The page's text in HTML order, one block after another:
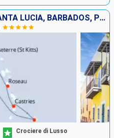
STATI UNITI, DOMINICA, SANTA LUCIA, BARBADOS, PORTORICO
Crociere di Lusso